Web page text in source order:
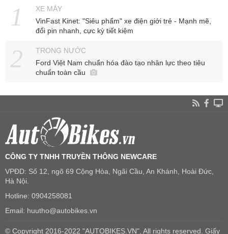
XE MÁY
VinFast Kinet: "Siêu phẩm" xe điện giới trẻ - Mạnh mẽ,
đổi pin nhanh, cực kỳ tiết kiệm
TRONG NƯỚC
Ford Việt Nam chuẩn hóa đào tạo nhân lực theo tiêu
chuẩn toàn cầu
CÔNG TY TNHH TRUYỀN THÔNG NEWCARE
VPĐD: Số 12, ngõ 69 Cộng Hòa, Ngãi Cầu, An Khánh, Hoài Đức,
Hà Nội.
Hotline: 0904258081
Email: huutho@autobikes.vn
© Copyright 2016-2022 "AUTOBIKES.VN", All rights reserved. Giấy